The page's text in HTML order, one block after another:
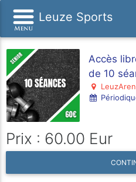
Leuze Sports
Accès
de 10
Prix : 60.00 Eur